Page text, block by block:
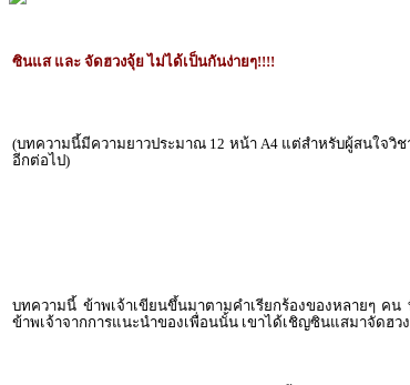
ซินแส และ จัดฮวงจุ้ย ไม่ได้เป็นกันง่ายๆ!!!!
(บทความนี้มีความยาวประมาณ 12 หน้า A4 แต่สำหรับผู้สนใจวิ
อีกต่อไป)
บทความนี้ ข้าพเจ้าเขียนขึ้นมาตามคำเรียกร้องของหลายๆ คน
ข้าพเจ้าจากการแนะนำของเพื่อนนั้น เขาได้เชิญซินแสมาจัดฮ